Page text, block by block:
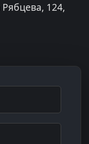
Рябцева, 124,